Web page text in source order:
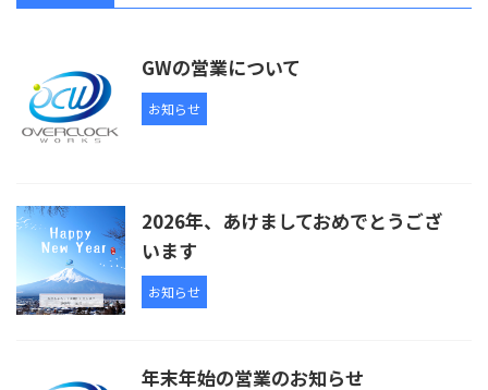
GWの営業について
お知らせ
2026年、あけましておめでとうござ
います
お知らせ
年末年始の営業のお知らせ